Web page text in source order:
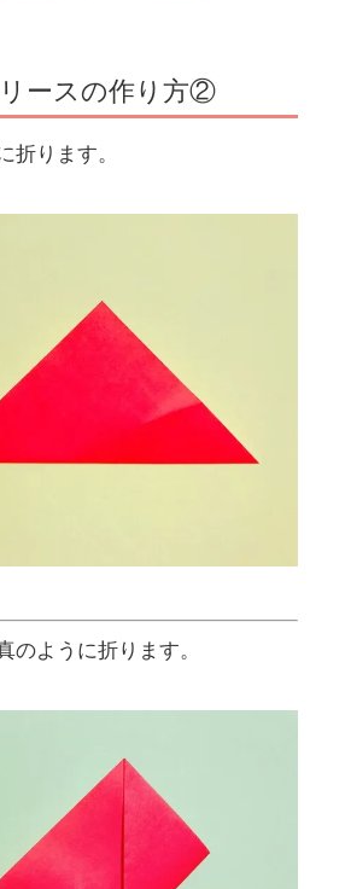
ースの作り方②
ります。
ように折ります。